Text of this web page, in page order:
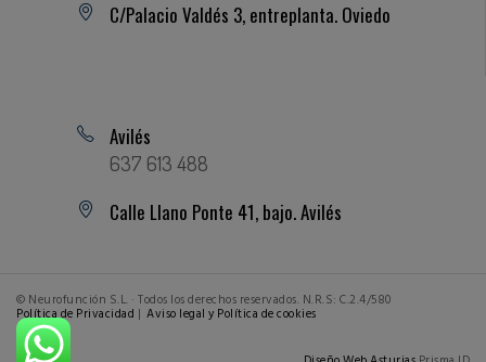
C/Palacio Valdés 3, entreplanta. Oviedo
Avilés
637 613 488
Calle Llano Ponte 41, bajo. Avilés
© Neurofunción S.L. · Todos los derechos reservados. N.R.S: C.2.4/580
Política de Privacidad | Aviso legal y Política de cookies